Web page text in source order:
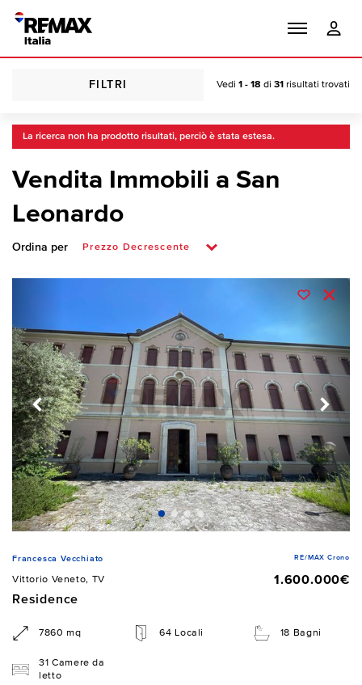
FILTRI Vedi 1 - 18 di 31 risultati trovati
La ricerca non ha prodotto risultati, perciò è stata estesa.
Vendita Immobili a San
Leonardo
Ordina per
Francesca Vecchiato RE/MAX Crono
Vittorio Veneto, TV
1.600.000€
Residence
7860 mq 64 Locali 18 Bagni
31 Camere da
letto